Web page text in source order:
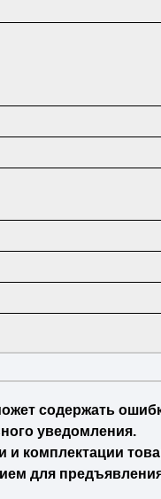
содержать
уведомления.
и комплектации
для